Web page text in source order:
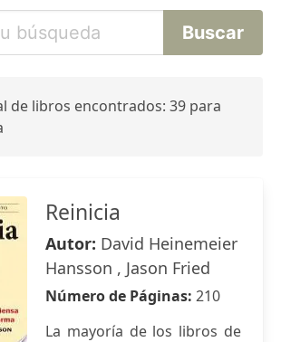
de libros encontrados: 39 para
Reinicia
Autor: David Heinemeier
Hansson , Jason Fried
Número de Páginas: 210
La mayoría de los libros de